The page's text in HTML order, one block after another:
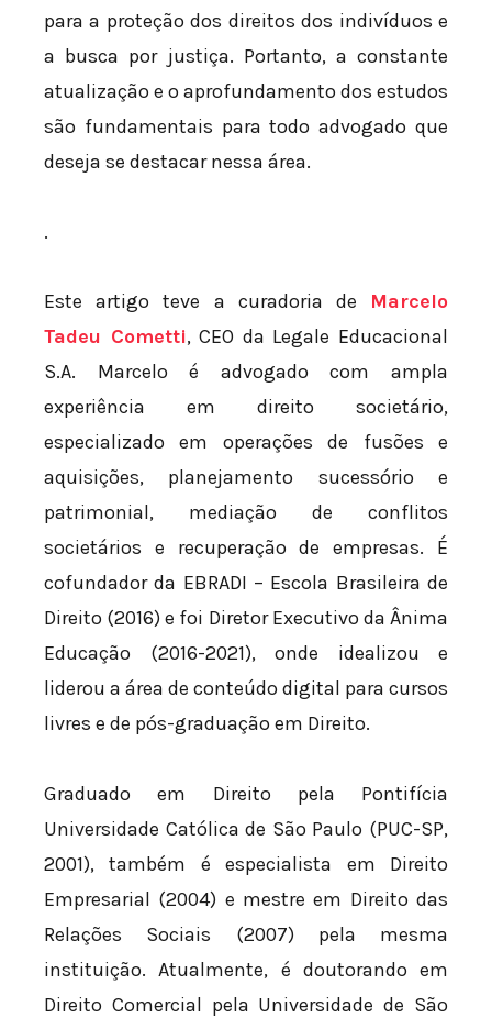
para a proteção dos direitos dos indivíduos e
a busca por justiça. Portanto, a constante
atualização e o aprofundamento dos estudos
são fundamentais para todo advogado que
deseja se destacar nessa área.
.
Este artigo teve a curadoria de Marcelo
Tadeu Cometti, CEO da Legale Educacional
S.A. Marcelo é advogado com ampla
experiência em direito societário,
especializado em operações de fusões e
aquisições, planejamento sucessório e
patrimonial, mediação de conflitos
societários e recuperação de empresas. É
cofundador da EBRADI – Escola Brasileira de
Direito (2016) e foi Diretor Executivo da Ânima
Educação (2016-2021), onde idealizou e
liderou a área de conteúdo digital para cursos
livres e de pós-graduação em Direito.
Graduado em Direito pela Pontifícia
Universidade Católica de São Paulo (PUC-SP,
2001), também é especialista em Direito
Empresarial (2004) e mestre em Direito das
Relações Sociais (2007) pela mesma
instituição. Atualmente, é doutorando em
Direito Comercial pela Universidade de São